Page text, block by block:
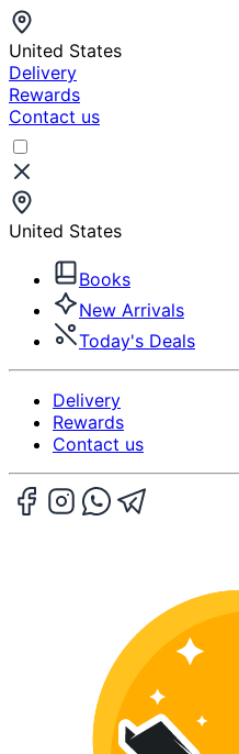
United States
Delivery
Rewards
Contact us
United States
Books
New Arrivals
Today's Deals
Delivery
Rewards
Contact us